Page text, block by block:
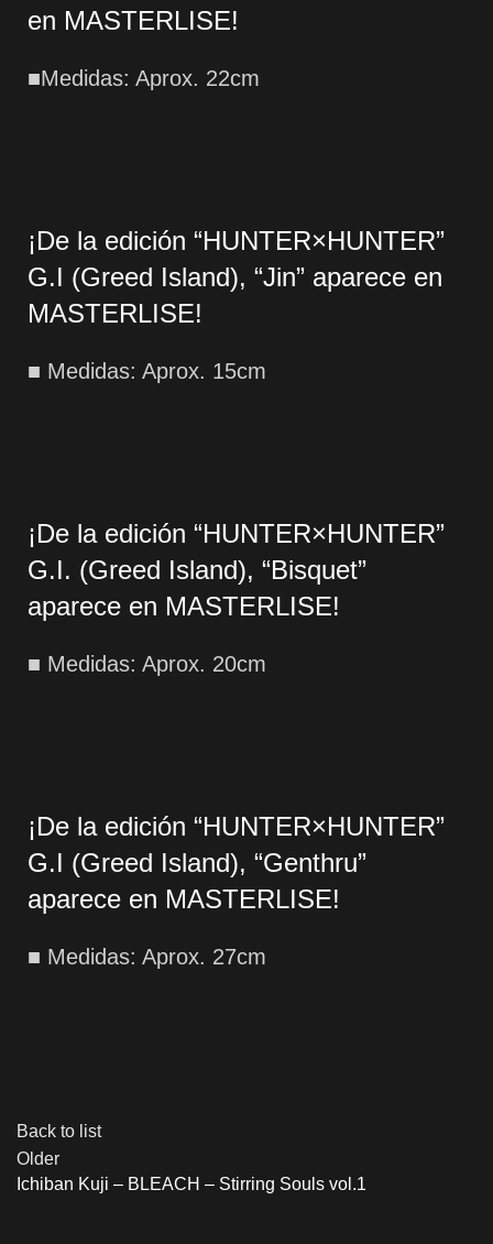
en MASTERLISE!
■Medidas: Aprox. 22cm
¡De la edición “HUNTER×HUNTER”
G.I (Greed Island), “Jin” aparece en
MASTERLISE!
■ Medidas: Aprox. 15cm
¡De la edición “HUNTER×HUNTER”
G.I. (Greed Island), “Bisquet”
aparece en MASTERLISE!
■ Medidas: Aprox. 20cm
¡De la edición “HUNTER×HUNTER”
G.I (Greed Island), “Genthru”
aparece en MASTERLISE!
■ Medidas: Aprox. 27cm
Back to list
Older
Ichiban Kuji – BLEACH – Stirring Souls vol.1